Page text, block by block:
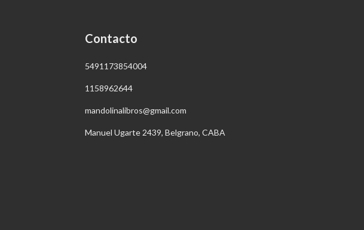
Contacto
5491173854004
1158962644
mandolinalibros@gmail.com
Manuel Ugarte 2439, Belgrano, CABA